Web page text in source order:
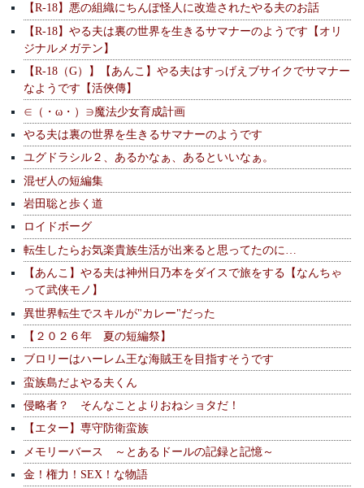
【R-18】悪の組織にちんぽ怪人に改造されたやる夫のお話
【R-18】やる夫は裏の世界を生きるサマナーのようです【オリ
ジナルメガテン】
【R-18（G）】【あんこ】やる夫はすっげえブサイクでサマナー
なようです【活俠傳】
∈（・ω・）∋魔法少女育成計画
やる夫は裏の世界を生きるサマナーのようです
ユグドラシル２、あるかなぁ、あるといいなぁ。
混ぜ人の短編集
岩田聡と歩く道
ロイドボーグ
転生したらお気楽貴族生活が出来ると思ってたのに…
【あんこ】やる夫は神州日乃本をダイスで旅をする【なんちゃ
って武侠モノ】
異世界転生でスキルが"カレー"だった
【２０２６年 夏の短編祭】
ブロリーはハーレム王な海賊王を目指すそうです
蛮族島だよやる夫くん
侵略者？ そんなことよりおねショタだ！
【エター】専守防衛蛮族
メモリーバース ～とあるドールの記録と記憶～
金！権力！SEX！な物語